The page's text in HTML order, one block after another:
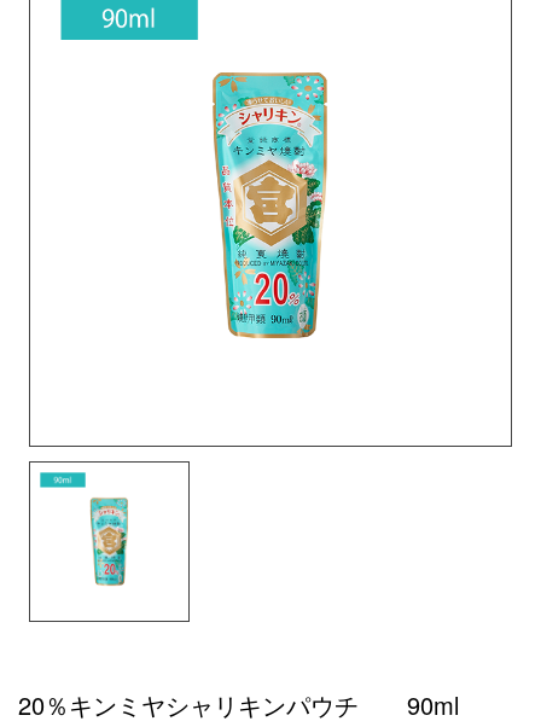
20％キンミヤシャリキンパウチ 90ml